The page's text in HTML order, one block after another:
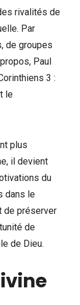
rivalités de
Par
de groupes
Paul
3 :
le
plus
il devient
du
dans le
de préserver
de
de Dieu.